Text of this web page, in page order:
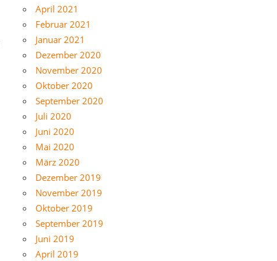
April 2021
Februar 2021
Januar 2021
Dezember 2020
November 2020
Oktober 2020
September 2020
Juli 2020
Juni 2020
Mai 2020
März 2020
Dezember 2019
November 2019
Oktober 2019
September 2019
Juni 2019
April 2019